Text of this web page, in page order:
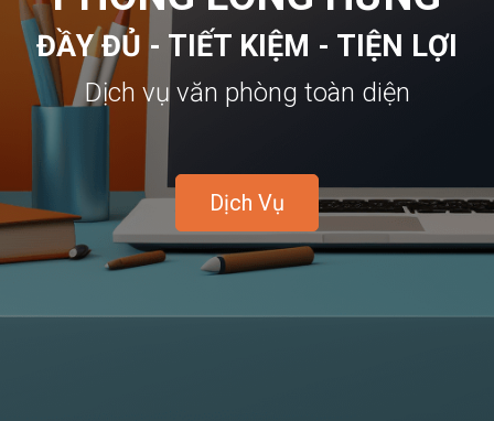
ĐẦY ĐỦ - TIẾT KIỆM - TIỆN LỢI
Dịch vụ văn phòng toàn diện
Dịch Vụ